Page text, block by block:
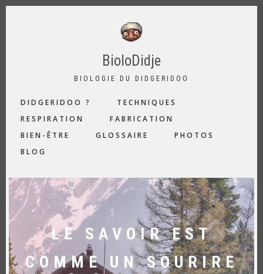
Aller
BioloDidje
BIOLOGIE DU DIDGERIDOO
VISITEUR
DIDGERIDOO ?
TECHNIQUES
RESPIRATION
FABRICATION
BIEN-ÊTRE
GLOSSAIRE
PHOTOS
BLOG
LE SAVOIR EST
COMME UN SOURIRE